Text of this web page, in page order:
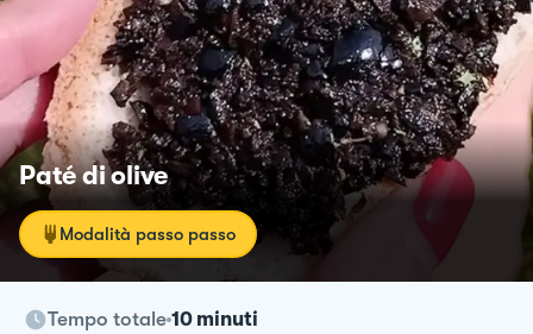
Paté di olive
Modalità passo passo
Tempo totale 10 minuti